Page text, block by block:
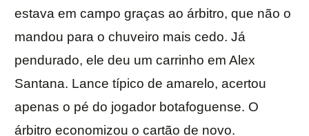
estava em campo graças ao árbitro, que não o
mandou para o chuveiro mais cedo. Já
pendurado, ele deu um carrinho em Alex
Santana. Lance típico de amarelo, acertou
apenas o pé do jogador botafoguense. O
árbitro economizou o cartão de novo.